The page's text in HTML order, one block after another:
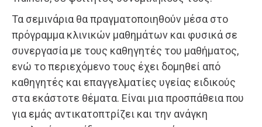
Τα σεμινάρια θα πραγματοποιηθούν μέσα στο
πρόγραμμα κλινικών μαθημάτων και φυσικά σε
συνεργασία με τους καθηγητές του μαθήματος,
ενώ το περιεχόμενο τους έχει δομηθεί από
καθηγητές και επαγγελματίες υγείας ειδικούς
στα εκάστοτε θέματα. Είναι μια προσπάθεια που
για εμάς αντικατοπτρίζει και την ανάγκη